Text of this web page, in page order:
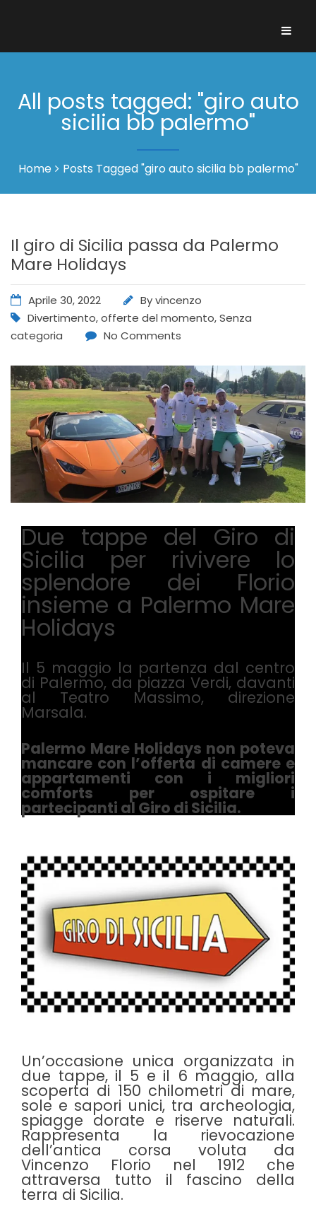
All posts tagged: "giro auto
sicilia bb palermo"
Home Posts Tagged "giro auto sicilia bb palermo"
Il giro di Sicilia passa da Palermo
Mare Holidays
Aprile 30, 2022 Byvincenzo
Divertimento,offerte del momento,Senza
categoria
No Comments
Due tappe del Giro di
Sicilia per rivivere lo
splendore dei Florio
insieme a Palermo Mare
Holidays
Il 5 maggio la partenza dal centro
di Palermo, da piazza Verdi, davanti
al Teatro Massimo, direzione
Marsala.
Palermo Mare Holidays non poteva
mancare con l’offerta di camere e
appartamenti con i migliori
comforts per ospitare i
partecipanti al Giro di Sicilia.
Un’occasione unica organizzata in
due tappe, il 5 e il 6 maggio, alla
scoperta di 150 chilometri di mare,
sole e sapori unici, tra archeologia,
spiagge dorate e riserve naturali.
Rappresenta la rievocazione
dell’antica corsa voluta da
Vincenzo Florio nel 1912 che
attraversa tutto il fascino della
terra di Sicilia.